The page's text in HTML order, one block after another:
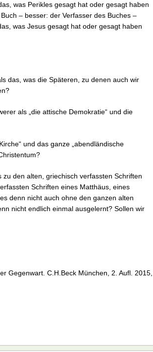
was Perikles gesagt hat oder gesagt haben
– besser: der Verfasser des Buches –
was Jesus gesagt hat oder gesagt haben
das, was die Späteren, zu denen auch wir
als „die attische Demokratie“ und die
und das ganze „abendländische
zu den alten, griechisch verfassten Schriften
Schriften eines Matthäus, eines
denn nicht auch ohne den ganzen alten
nicht endlich einmal ausgelernt? Sollen wir
Gegenwart. C.H.Beck München, 2. Aufl. 2015,